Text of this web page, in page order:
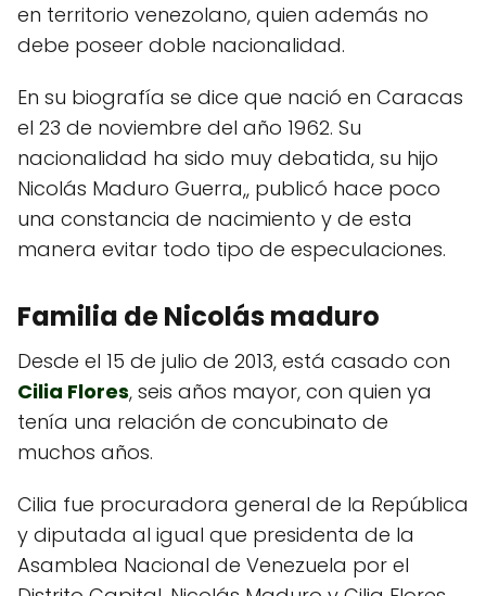
en territorio venezolano, quien además no
debe poseer doble nacionalidad.
En su biografía se dice que nació en Caracas
el 23 de noviembre del año 1962. Su
nacionalidad ha sido muy debatida, su hijo
Nicolás Maduro Guerra,, publicó hace poco
una constancia de nacimiento y de esta
manera evitar todo tipo de especulaciones.
Familia de Nicolás maduro
Desde el 15 de julio de 2013, está casado con
Cilia Flores, seis años mayor, con quien ya
tenía una relación de concubinato de
muchos años.
Cilia fue procuradora general de la República
y diputada al igual que presidenta de la
Asamblea Nacional de Venezuela por el